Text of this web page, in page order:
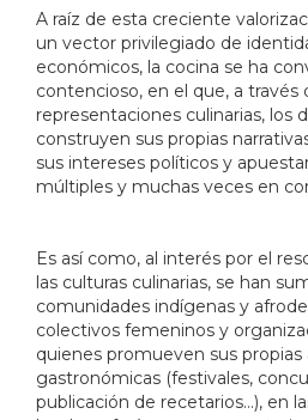
A raíz de esta creciente
un vector privilegiado de
económicos, la cocina se ha
contencioso, en el que, a través
representaciones culinarias, los
construyen sus propias
sus intereses políticos y
múltiples y muchas veces en
Es así como, al interés por el
las culturas culinarias, se han
comunidades indígenas y
colectivos femeninos y
quienes promueven sus propias
gastronómicas (festivales,
publicación de recetarios…), en